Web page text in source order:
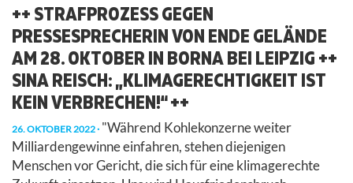
++ STRAFPROZESS GEGEN
PRESSESPRECHERIN VON ENDE GELÄNDE
AM 28. OKTOBER IN BORNA BEI LEIPZIG ++
SINA REISCH: „KLIMAGERECHTIGKEIT IST
KEIN VERBRECHEN!“ ++
26. OKTOBER 2022 "Während Kohlekonzerne weiter
Milliardengewinne einfahren, stehen diejenigen
Menschen vor Gericht, die sich für eine klimagerechte